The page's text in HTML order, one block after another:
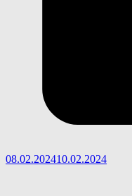
08.02.202410.02.2024